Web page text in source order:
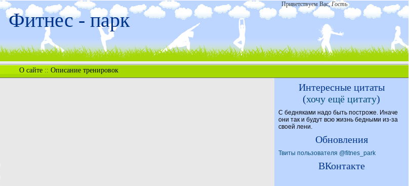
Приветствуем Вас,Гость
Фитнес - парк
О сайте :: Описание тренировок
Интересные цитаты
(хочу ещё цитату)
С бедняками надо быть построже. Иначе
они так и будут всю жизнь бедными из-за
своей лени.
Обновления
Твиты пользователя @fitnes_park
ВКонтакте